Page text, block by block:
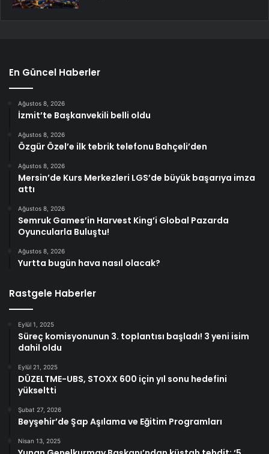
En Güncel Haberler
Ağustos 8, 2026
İzmit’te Başkanvekili belli oldu
Ağustos 8, 2026
Özgür Özel’e ilk tebrik telefonu Bahçeli’den
Ağustos 8, 2026
Mersin’de Kurs Merkezleri LGS’de büyük başarıya imza
attı
Ağustos 8, 2026
Semruk Games’in Harvest King’i Global Pazarda
Oyuncularla Buluştu!
Ağustos 8, 2026
Yurtta bugün hava nasıl olacak?
Rastgele Haberler
Eylül 1, 2025
Süreç komisyonunun 3. toplantısı başladı! 3 yeni isim
dahil oldu
Eylül 21, 2025
DÜZELTME-UBS, STOXX 600 için yıl sonu hedefini
yükseltti
Şubat 27, 2026
Beyşehir’de Şap Aşılama ve Eğitim Programları
Nisan 13, 2025